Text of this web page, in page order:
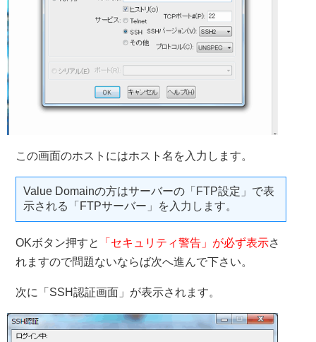
この画面のホストにはホスト名を入力します。
Value Domainの方はサーバーの「FTP設定」で表
示される「FTPサーバー」を入力します。
OKボタン押すと 「セキュリティ警告」が必ず表示さ
れますので問題ないならば次へ進んで下さい。
次に「SSH認証画面」が表示されます。